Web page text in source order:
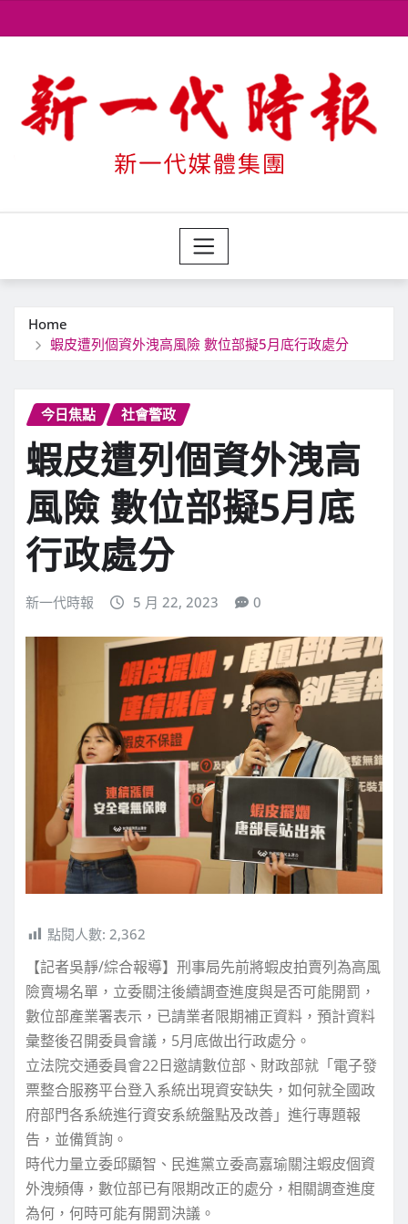
to
Home
蝦皮遭列個資外洩高風險 數位部擬5月底行政處分
今日焦點 社會警政
蝦皮遭列個資外洩高
風險 數位部擬5月底
行政處分
新一代時報 5 月 22, 2023 0
點閱人數: 2,362
【記者吳靜/綜合報導】刑事局先前將蝦皮拍賣列為高風
險賣場名單，立委關注後續調查進度與是否可能開罰，
數位部產業署表示，已請業者限期補正資料，預計資料
彙整後召開委員會議，5月底做出行政處分。
立法院交通委員會22日邀請數位部、財政部就「電子發
票整合服務平台登入系統出現資安缺失，如何就全國政
府部門各系統進行資安系統盤點及改善」進行專題報
告，並備質詢。
時代力量立委邱顯智、民進黨立委高嘉瑜關注蝦皮個資
外洩頻傳，數位部已有限期改正的處分，相關調查進度
為何，何時可能有開罰決議。